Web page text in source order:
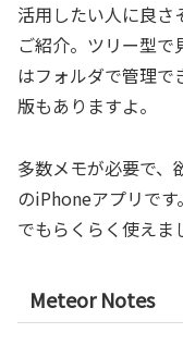
活用したい人に良さ
ご紹介。ツリー型で
はフォルダで管理で
版もありますよ。
多数メモが必要で、
のiPhoneアプリで
でもらくらく使えま
Meteor Notes